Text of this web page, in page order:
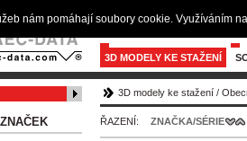
3D MODELY KE STAŽENÍ
3D modely ke stažení /
ŘAZENÍ: ZNAČKA/SÉRIE
nám pomáhají soubory cookie. Využíváním